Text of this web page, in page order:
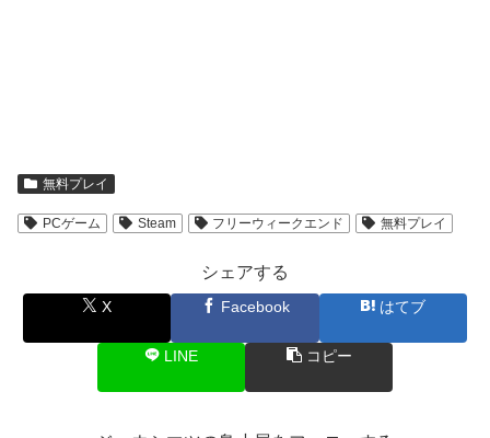
無料プレイ
PCゲーム Steam フリーウィークエンド 無料プレイ
シェアする
X Facebook はてブ
LINE コピー